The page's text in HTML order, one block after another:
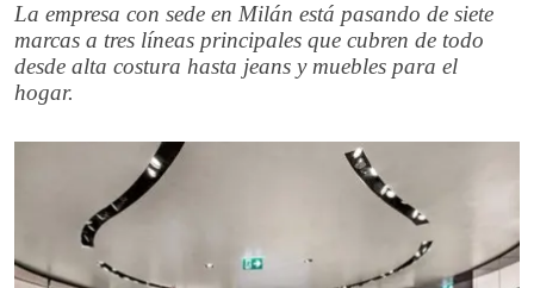
La empresa con sede en Milán está pasando de siete
marcas a tres líneas principales que cubren de todo
desde alta costura hasta jeans y muebles para el
hogar.